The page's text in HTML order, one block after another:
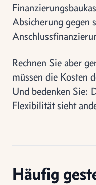
Absicherung gegen
Rechnen Sie aber
müssen die Kosten
Und bedenken Sie:
Flexibilität sieht
Häufig